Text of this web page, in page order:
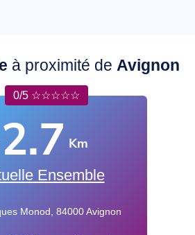
à proximité de Avignon
0/5 ☆☆☆☆☆
2.7 Km
Ensemble
Monod, 84000 Avignon